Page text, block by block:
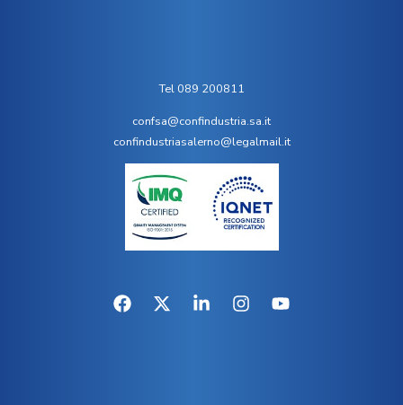
Tel 089 200811
confsa@confindustria.sa.it
confindustriasalerno@legalmail.it